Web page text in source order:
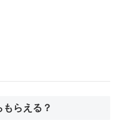
らえる？